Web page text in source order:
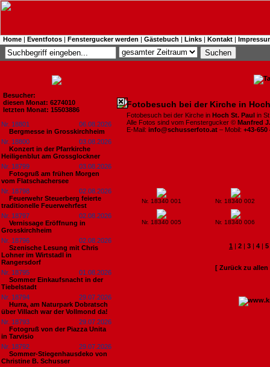
Home | Eventfotos | Fenstergucker werden | Gästebuch | Links | Kontakt |
Besucher:
diesen Monat: 6274010
letzten Monat: 15503886
Nr. 18801
06.08.2026
Bergmesse in Grosskirchheim
Nr. 18800
03.08.2026
Konzert in der Pfarrkirche
Heiligenblut am Grossglockner
Nr. 18799
03.08.2026
Fotogruß am frühen Morgen
vom Flatschachersee
Nr. 18798
02.08.2026
Feuerwehr Steuerberg feierte
traditionelle Feuerwehrfest
Nr. 18797
02.08.2026
Vernissage Eröffnung in
Grosskirchheim
Nr. 18796
02.08.2026
Szenische Lesung mit Chris
Lohner im Wirtstadl in
Rangersdorf
Nr. 18795
01.08.2026
Sommer Einkaufsnacht in der
Tiebelstadt
Nr. 18794
29.07.2026
Hurra, am Naturpark Dobratsch
über Villach war der Vollmond da!
Nr. 18793
29.07.2026
Fotogruß von der Piazza Unita
in Tarvisio
Nr. 18792
29.07.2026
Sommer-Stiegenhausdeko von
Christine B. Schusser
Fotobesuch bei der Kirche in
Fotobesuch bei der Kirche in Hoch St. Paul in
Alle Fotos sind vom Fenstergucker © Manfred
E-Mail: info@schusserfoto.at – Mobil: +43-650
Nr. 18340 001 Nr. 18340 002
Nr. 18340 005 Nr. 18340 006
1 | 2 | 3 | 4 | 5
[ Zurück zu